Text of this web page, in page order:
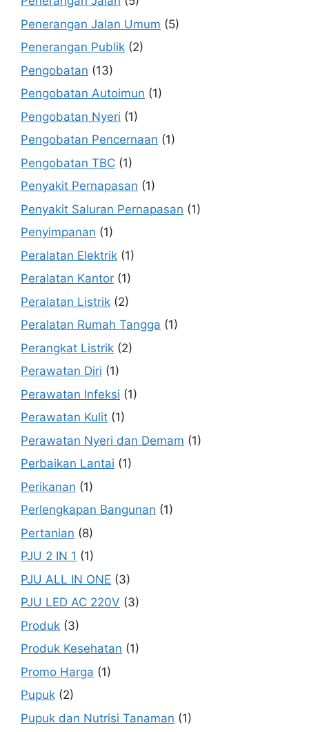
Penerangan Jalan Umum (5)
Penerangan Publik (2)
Pengobatan (13)
Pengobatan Autoimun (1)
Pengobatan Nyeri (1)
Pengobatan Pencernaan (1)
Pengobatan TBC (1)
Penyakit Pernapasan (1)
Penyakit Saluran Pernapasan (1)
Penyimpanan (1)
Peralatan Elektrik (1)
Peralatan Kantor (1)
Peralatan Listrik (2)
Peralatan Rumah Tangga (1)
Perangkat Listrik (2)
Perawatan Diri (1)
Perawatan Infeksi (1)
Perawatan Kulit (1)
Perawatan Nyeri dan Demam (1)
Perbaikan Lantai (1)
Perikanan (1)
Perlengkapan Bangunan (1)
Pertanian (8)
PJU 2 IN 1 (1)
PJU ALL IN ONE (3)
PJU LED AC 220V (3)
Produk (3)
Produk Kesehatan (1)
Promo Harga (1)
Pupuk (2)
Pupuk dan Nutrisi Tanaman (1)